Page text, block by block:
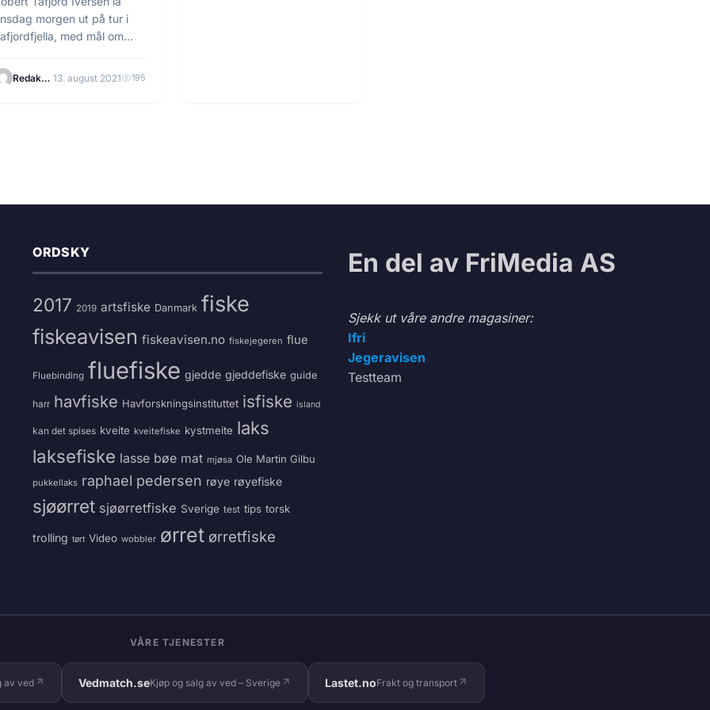
morgen ut på tur i
med mål om
Redaksjonen 13. august 2021 195
ORDSKY
2017 2019 artsfiske Danmark fiske
fiskeavisen fiskeavisen.no fiskejegeren flue
Fluebinding fluefiske gjedde gjeddefiske guide
harr havfiske Havforskningsinstituttet isfiske island
kan det spises kveite kveitefiske kystmeite laks
laksefiske lasse bøe mat mjøsa Ole Martin Gilbu
pukkellaks raphael pedersen røye røyefiske
sjøørret sjøørretfiske Sverige test tips torsk
trolling tørt Video wobbler ørret ørretfiske
En del av FriMedia AS
Sjekk ut våre andre magasiner:
Ifri
Jegeravisen
Testteam
VÅRE TJENESTER
av ved Vedmatch.seKjøp og salg av ved – Sverige Lastet.noFrakt og transport